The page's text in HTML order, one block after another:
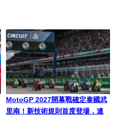
MotoGP 2027開幕戰確定泰國武
里南！新技術規則首度登場，連